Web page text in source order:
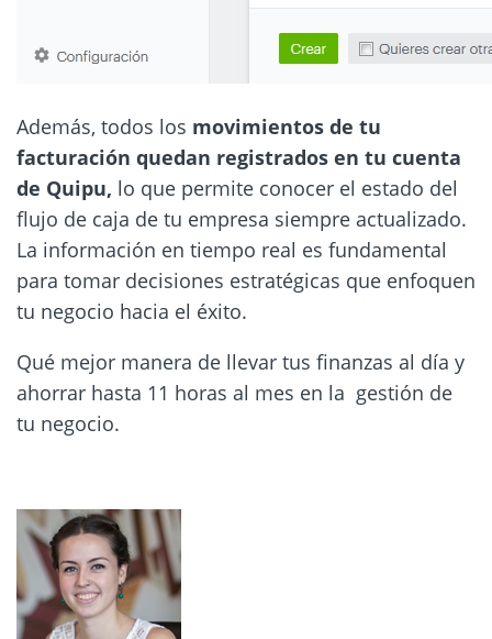
Además, todos los movimientos de tu
facturación quedan registrados en tu cuenta
de Quipu, lo que permite conocer el estado del
flujo de caja de tu empresa siempre actualizado.
La información en tiempo real es fundamental
para tomar decisiones estratégicas que enfoquen
tu negocio hacia el éxito.
Qué mejor manera de llevar tus finanzas al día y
ahorrar hasta 11 horas al mes en la gestión de
tu negocio.